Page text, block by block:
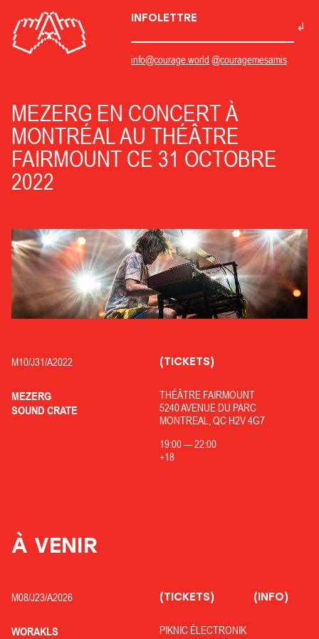
INFOLETTRE
info@courage.world @couragemesamis
MEZERG EN CONCERT À
MONTRÉAL AU THÉÂTRE
FAIRMOUNT CE 31 OCTOBRE
2022
M10/J31/A2022
MEZERG
SOUND CRATE
THÉÂTRE FAIRMOUNT
5240 AVENUE DU PARC
MONTREAL, QC H2V 4G7
19:00—22:00
+18
(TICKETS)
À VENIR
M08/J23/A2026
WORAKLS
PIKNIC ÉLECTRONIK
(TICKETS) (INFO)